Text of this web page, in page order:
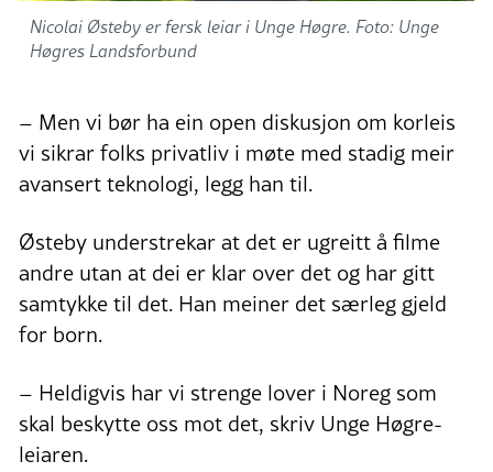
Nicolai Østeby er fersk leiar i Unge Høgre. Foto: Unge
Høgres Landsforbund
– Men vi bør ha ein open diskusjon om korleis
vi sikrar folks privatliv i møte med stadig meir
avansert teknologi, legg han til.
Østeby understrekar at det er ugreitt å filme
andre utan at dei er klar over det og har gitt
samtykke til det. Han meiner det særleg gjeld
for born.
– Heldigvis har vi strenge lover i Noreg som
skal beskytte oss mot det, skriv Unge Høgre-
leiaren.